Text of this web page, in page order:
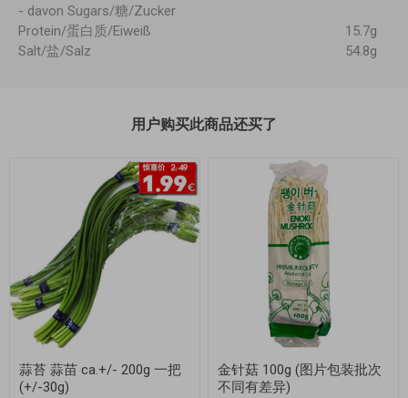
- davon Sugars/糖/Zucker
Protein/蛋白质/Eiweiß
15.7g
Salt/盐/Salz
54.8g
用户购买此商品还买了
蒜苔 蒜苗 ca.+/- 200g 一把
(+/-30g)
金针菇 100g (图片包装批次
不同有差异)